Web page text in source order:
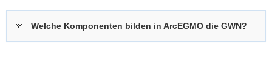
Welche Komponenten bilden in ArcEGMO die GWN?